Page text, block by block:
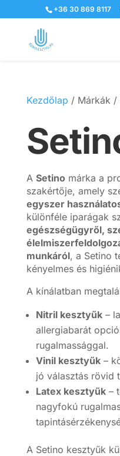
+36 30 869 8117
Products
search
Kezdőlap / Márkák /
A Setinomárka a
szakértője, amely
egyszer
különféle iparágak
egészségügyről,
munkáról, a Setino
kényelmes és
A kínálatban
Nitril kesztyűk–
allergiabarát
rugalmassággal.
Vinil kesztyűk–
jó választás rövid
Latex kesztyűk–
nagyfokú
A Setino kesztyűk